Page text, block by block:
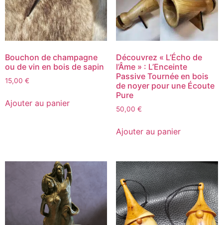
Bouchon de champagne
ou de vin en bois de sapin
15,00 €
Ajouter au panier
Découvrez « L’Écho de
l’Âme » : L’Enceinte
Passive Tournée en bois
de noyer pour une Écoute
Pure
50,00 €
Ajouter au panier